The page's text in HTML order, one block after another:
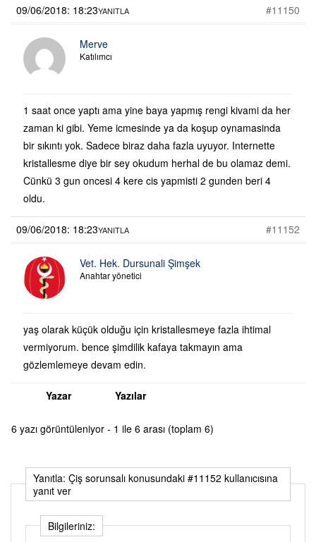
09/06/2018: 18:23 #11150
YANITLA
Merve
Katılımcı
1 saat once yaptı ama yine baya yapmış rengi kivami da her
zaman ki gibi. Yeme icmesinde ya da koşup oynamasinda
bir sıkıntı yok. Sadece biraz daha fazla uyuyor. Internette
kristallesme diye bir sey okudum herhal de bu olamaz demi.
Cünkü 3 gun oncesi 4 kere cis yapmisti 2 gunden beri 4
oldu.
09/06/2018: 18:23 #11152
YANITLA
Vet. Hek. Dursunali Şimşek
Anahtar yönetici
yaş olarak küçük olduğu için kristallesmeye fazla ihtimal
vermiyorum. bence şimdilik kafaya takmayın ama
gözlemlemeye devam edin.
Yazar Yazılar
6 yazı görüntüleniyor - 1 ile 6 arası (toplam 6)
Yanıtla: Çiş sorunsalı konusundaki #11152 kullanıcısına
yanıt ver
Bilgileriniz: